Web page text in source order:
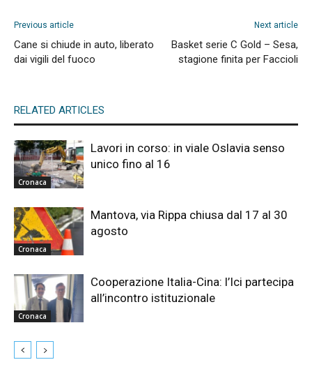
Previous article
Cane si chiude in auto, liberato
dai vigili del fuoco
Next article
Basket serie C Gold – Sesa,
stagione finita per Faccioli
RELATED ARTICLES
Cronaca
Lavori in corso: in viale Oslavia senso
unico fino al 16
Cronaca
Mantova, via Rippa chiusa dal 17 al 30
agosto
Cronaca
Cooperazione Italia-Cina: l’Ici partecipa
all’incontro istituzionale